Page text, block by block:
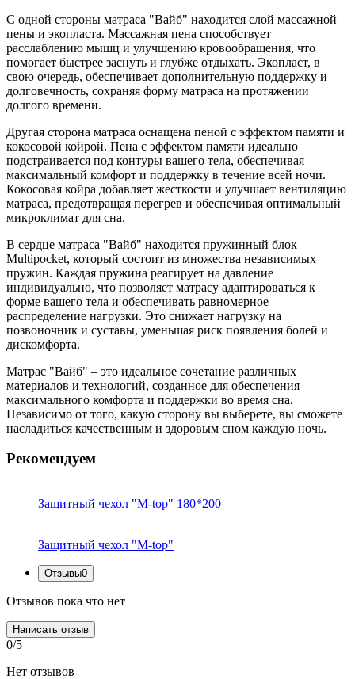
С одной стороны матраса "Вайб" находится слой массажной
пены и экопласта. Массажная пена способствует
расслаблению мышц и улучшению кровообращения, что
помогает быстрее заснуть и глубже отдыхать. Экопласт, в
свою очередь, обеспечивает дополнительную поддержку и
долговечность, сохраняя форму матраса на протяжении
долгого времени.
Другая сторона матраса оснащена пеной с эффектом памяти и
кокосовой койрой. Пена с эффектом памяти идеально
подстраивается под контуры вашего тела, обеспечивая
максимальный комфорт и поддержку в течение всей ночи.
Кокосовая койра добавляет жесткости и улучшает вентиляцию
матраса, предотвращая перегрев и обеспечивая оптимальный
микроклимат для сна.
В сердце матраса "Вайб" находится пружинный блок
Multipocket, который состоит из множества независимых
пружин. Каждая пружина реагирует на давление
индивидуально, что позволяет матрасу адаптироваться к
форме вашего тела и обеспечивать равномерное
распределение нагрузки. Это снижает нагрузку на
позвоночник и суставы, уменьшая риск появления болей и
дискомфорта.
Матрас "Вайб" – это идеальное сочетание различных
материалов и технологий, созданное для обеспечения
максимального комфорта и поддержки во время сна.
Независимо от того, какую сторону вы выберете, вы сможете
насладиться качественным и здоровым сном каждую ночь.
Рекомендуем
Защитный чехол "M-top" 180*200
Защитный чехол "M-top"
Отзывы0
Отзывов пока что нет
Написать отзыв
0/5
Нет отзывов